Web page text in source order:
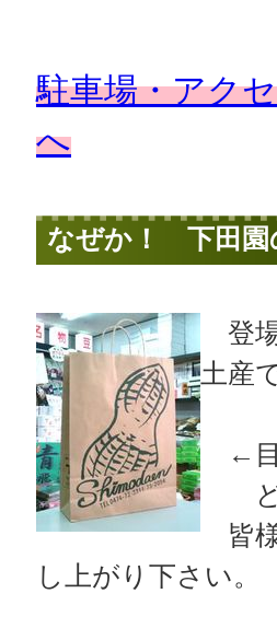
駐車場・アク
へ
なぜか！ 下田園
登
土産
←目
ど
皆
し上がり下さい。